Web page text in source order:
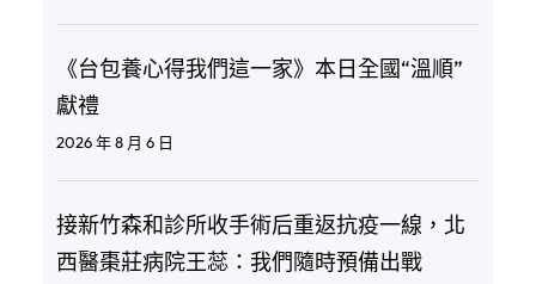
《台包養心得我們這一家》本日全國“溫順”
獻禮
2026 年 8 月 6 日
接新竹森和診所收手術后重返抗疫一線，北
西醫棗莊病院王蕊：我們隨時預備出戰